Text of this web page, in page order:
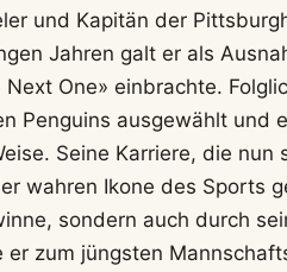
und Kapitän der
Jahren galt er als
One» einbrachte.
Penguins ausgewählt und
Seine Karriere, die nun
wahren Ikone des Sports
sondern auch durch
zum jüngsten